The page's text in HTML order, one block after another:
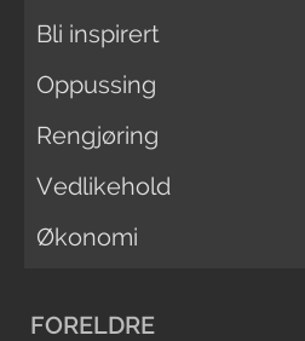
Bli inspirert
Oppussing
Rengjøring
Vedlikehold
Økonomi
FORELDRE